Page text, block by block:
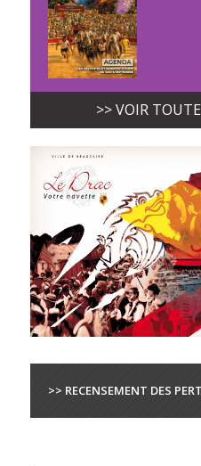
>> VOIR
>> RECENSEMENT DES